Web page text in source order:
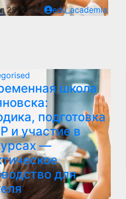
28, 2026 edu_academia
школа
подготовка
и участие в
—
для